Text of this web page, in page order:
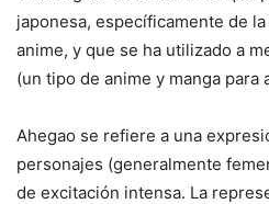
japonesa, específicamente de
anime, y que se ha utilizado a
(un tipo de anime y manga para
Ahegao se refiere a una
personajes (generalmente
de excitación intensa. La